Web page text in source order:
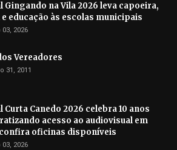
Gingando na Vila 2026 leva capoeira,
educação às escolas municipais
2026
Vereadores
31, 2011
Curta Canedo 2026 celebra 10 anos
acesso ao audiovisual em
oficinas disponíveis
2026